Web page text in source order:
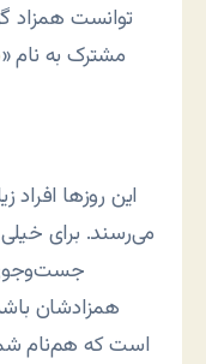
توانست همزاد
مشترک به نام «
این روزها
می‌رسند. برای
جست‌وجوی
همزادشان
است که هم‌نام